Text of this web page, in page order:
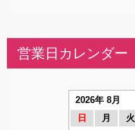
営業日カレンダー
2026年 8月
日
月 火